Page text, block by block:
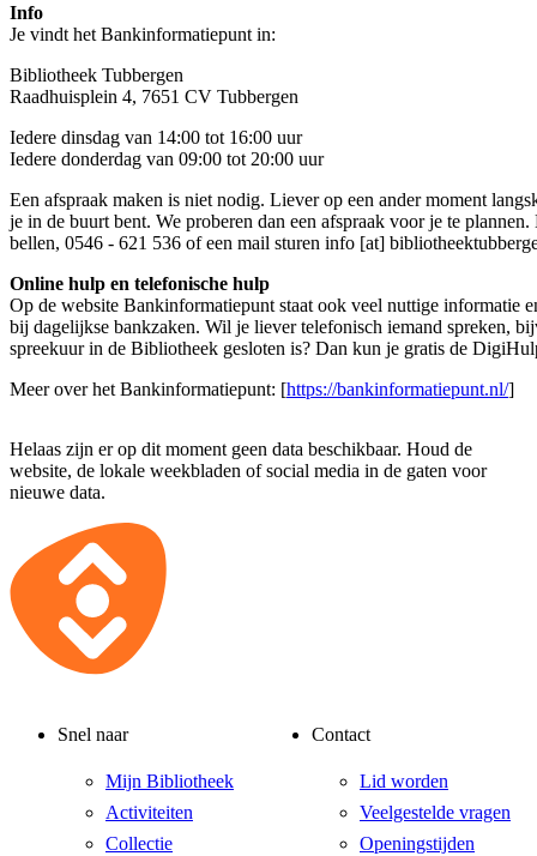
Info
Je vindt het Bankinformatiepunt in:
Bibliotheek Tubbergen
Raadhuisplein 4, 7651 CV Tubbergen
Iedere dinsdag van 14:00 tot 16:00 uur
Iedere donderdag van 09:00 tot 20:00 uur
Een afspraak maken is niet nodig. Liever op een ander moment
je in de buurt bent. We proberen dan een afspraak voor je te
bellen, 0546 - 621 536 of een mail sturen info [at]
Online hulp en telefonische hulp
Op de website Bankinformatiepunt staat ook veel nuttige informatie
bij dagelijkse bankzaken. Wil je liever telefonisch iemand spreken,
spreekuur in de Bibliotheek gesloten is? Dan kun je gratis de
Meer over het Bankinformatiepunt: [https://bankinformatiepunt.nl/]
Helaas zijn er op dit moment geen data beschikbaar. Houd de
website, de lokale weekbladen of social media in de gaten voor
nieuwe data.
Snel naar
Mijn Bibliotheek
Activiteiten
Collectie
Contact
Lid worden
Veelgestelde vragen
Openingstijden